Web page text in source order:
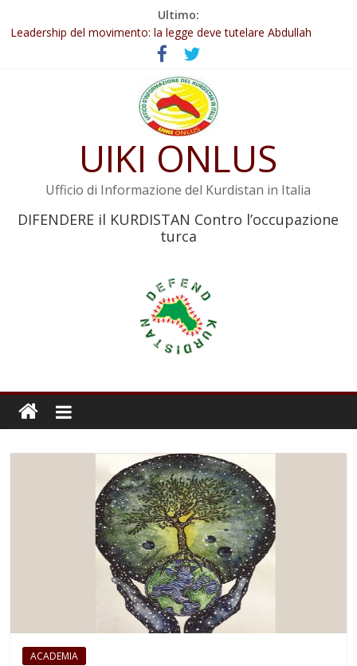
Ultimo:
Leadership del movimento: la legge deve tutelare Abdullah
Commissione donne del KNK: Şengal è di nuovo sotto minaccia
Non tenere conto della situazione di Rêber Apo ostacolerebbe
Il KNK chiede un’azione internazionale contro i crimini di guerra
Abdullah Öcalan: Le legge negativa deve essere trasformata in
UIKI ONLUS
Ufficio di Informazione del Kurdistan in Italia
DIFENDERE il KURDISTAN Contro l’occupazione
turca
ACADEMIA